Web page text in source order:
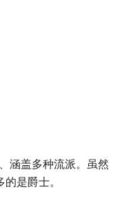
涵盖多种流派。虽然
是爵士。